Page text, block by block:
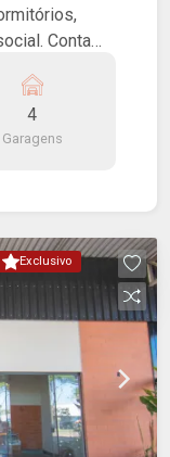
Conta
lavanderia
com
de portão
adicional para
4
Garagens
Exclusivo